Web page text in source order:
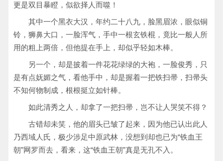
更是双目暴瞪，似欲择人而噬！
其中一个黑衣大汉，年约二十八九，脸黑眉浓，眼似铜
铃，狮鼻大口，一脸浑气，手中一根玄铁棍，竟比一般人所
用的粗上两倍，但他提在手上，却似乎轻如木棒。
另一个，却是披着一件花花绿绿的大袍，一脸俊秀，只
是有点妩媚之气，看他手中，却是握着一把铁扫帚，扫帚头
不知何物制成，根根挺立如针棒。
如此清秀之人，却拿了一把扫帚，岂不让人哭笑不得？
古错却未笑，他的眉头已皱了起来，因为他已认出此人
乃西域人氏，极少涉足中原武林，没想到却也已为“铁血王
朝”网罗而去，看来，这“铁血王朝”真是无孔不入。